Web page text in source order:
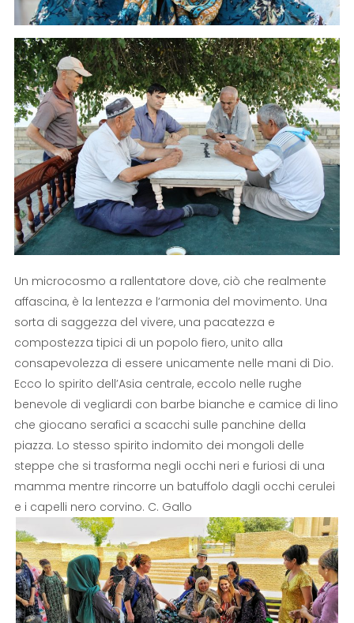
Un microcosmo a rallentatore dove, ciò che realmente
affascina, è la lentezza e l’armonia del movimento. Una
sorta di saggezza del vivere, una pacatezza e
compostezza tipici di un popolo fiero, unito alla
consapevolezza di essere unicamente nelle mani di Dio.
Ecco lo spirito dell’Asia centrale, eccolo nelle rughe
benevole di vegliardi con barbe bianche e camice di lino
che giocano serafici a scacchi sulle panchine della
piazza. Lo stesso spirito indomito dei mongoli delle
steppe che si trasforma negli occhi neri e furiosi di una
mamma mentre rincorre un batuffolo dagli occhi cerulei
e i capelli nero corvino. C. Gallo